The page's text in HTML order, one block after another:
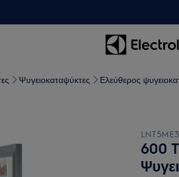
Ψυγειοκαταψύκτες Ελεύθερος
600